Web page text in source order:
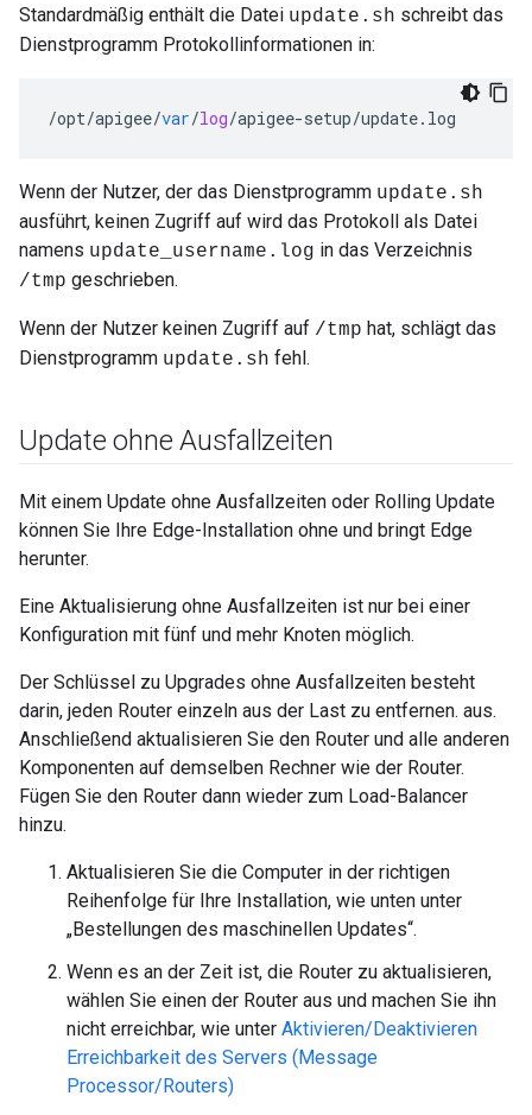
Standardmäßig enthält die Datei update.sh schreibt das
Dienstprogramm Protokollinformationen in:
/opt/apigee/var/log/apigee-setup/update. log
Wenn der Nutzer, der das Dienstprogramm update.sh
ausführt, keinen Zugriff auf wird das Protokoll als Datei
namens update_username.log in das Verzeichnis
/tmp geschrieben.
Wenn der Nutzer keinen Zugriff auf /tmp hat, schlägt das
Dienstprogramm update.sh fehl.
Update ohne Ausfallzeiten
Mit einem Update ohne Ausfallzeiten oder Rolling Update
können Sie Ihre Edge-Installation ohne und bringt Edge
herunter.
Eine Aktualisierung ohne Ausfallzeiten ist nur bei einer
Konfiguration mit fünf und mehr Knoten möglich.
Der Schlüssel zu Upgrades ohne Ausfallzeiten besteht
darin, jeden Router einzeln aus der Last zu entfernen. aus.
Anschließend aktualisieren Sie den Router und alle anderen
Komponenten auf demselben Rechner wie der Router.
Fügen Sie den Router dann wieder zum Load-Balancer
hinzu.
Aktualisieren Sie die Computer in der richtigen
Reihenfolge für Ihre Installation, wie unten unter
„Bestellungen des maschinellen Updates“.
Wenn es an der Zeit ist, die Router zu aktualisieren,
wählen Sie einen der Router aus und machen Sie ihn
nicht erreichbar, wie unter Aktivieren/Deaktivieren
Erreichbarkeit des Servers (Message
Processor/Routers)